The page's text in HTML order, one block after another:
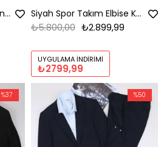
Beyaz Gömlek Kahve Pantolon Ayakkabı Kombin Siyah Spor Takım Elbise Kombini Erkek | Slim Fit Şık Günlük Set
₺2.899,99
₺5.800,00
UYGULAMA İNDIRIMI
₺2799,99
%37 %50